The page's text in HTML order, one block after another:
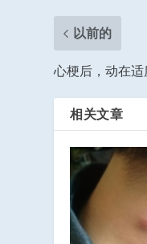
以前的
心梗后，动在适
相关文章